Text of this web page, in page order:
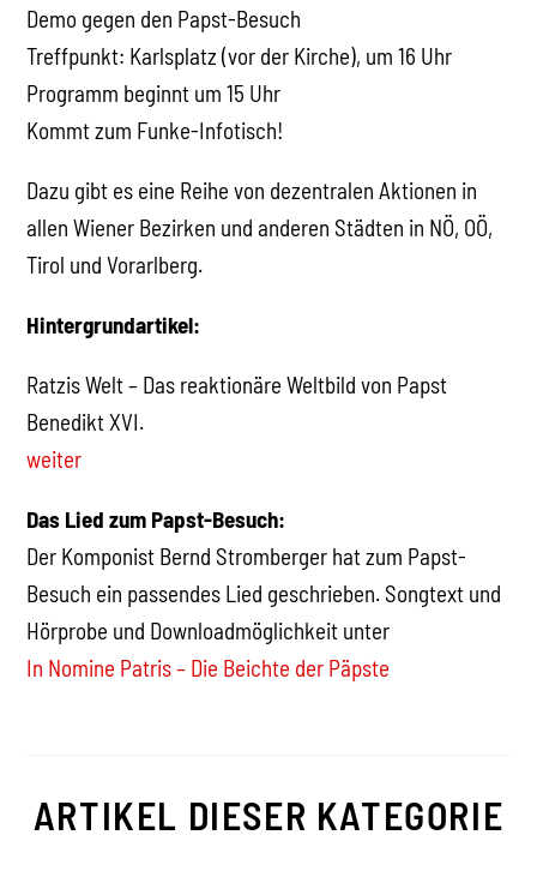
Demo gegen den Papst-Besuch
Treffpunkt: Karlsplatz (vor der Kirche), um 16 Uhr
Programm beginnt um 15 Uhr
Kommt zum Funke-Infotisch!
Dazu gibt es eine Reihe von dezentralen Aktionen in
allen Wiener Bezirken und anderen Städten in NÖ, OÖ,
Tirol und Vorarlberg.
Hintergrundartikel:
Ratzis Welt – Das reaktionäre Weltbild von Papst
Benedikt XVI.
weiter
Das Lied zum Papst-Besuch:
Der Komponist Bernd Stromberger hat zum Papst-
Besuch ein passendes Lied geschrieben. Songtext und
Hörprobe und Downloadmöglichkeit unter
In Nomine Patris – Die Beichte der Päpste
ARTIKEL DIESER KATEGORIE